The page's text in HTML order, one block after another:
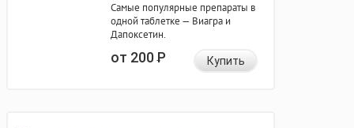
Самые популярные препараты в
одной таблетке — Виагра и
Дапоксетин.
от 200Р Купить